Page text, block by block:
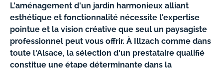
L'aménagement d'un jardin harmonieux alliant
esthétique et fonctionnalité nécessite l'expertise
pointue et la vision créative que seul un paysagiste
professionnel peut vous offrir. À Illzach comme dans
toute l'Alsace, la sélection d'un prestataire qualifié
constitue une étape déterminante dans la